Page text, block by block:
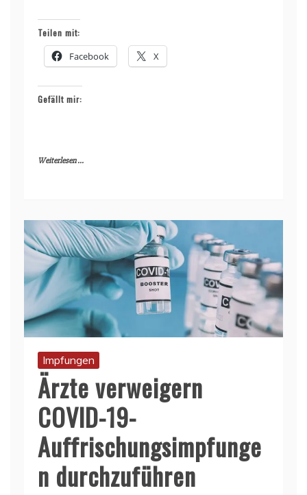
Teilen mit:
Facebook X
Gefällt mir:
Weiterlesen ...
Impfungen
Ärzte verweigern
COVID-19-
Auffrischungsimpfunge
n durchzuführen